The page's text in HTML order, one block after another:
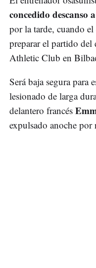
concedido descanso
por la tarde, cuando
preparar el partido
Athletic Club en
Será baja segura para
lesionado de larga
delantero francés
expulsado anoche por